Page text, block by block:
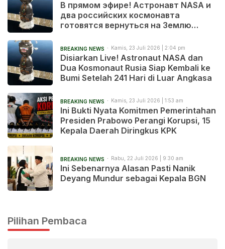
В прямом эфире! Астронавт NASA и
два российских космонавта
готовятся вернуться на Землю
BREAKING NEWS Kamis, 23 Juli 2026 | 2:04 pm
Disiarkan Live! Astronaut NASA dan
Dua Kosmonaut Rusia Siap Kembali ke
Bumi Setelah 241 Hari di Luar Angkasa
BREAKING NEWS Kamis, 23 Juli 2026 | 1:53 am
Ini Bukti Nyata Komitmen Pemerintahan
Presiden Prabowo Perangi Korupsi, 15
Kepala Daerah Diringkus KPK
BREAKING NEWS Rabu, 22 Juli 2026 | 9:30 am
Ini Sebenarnya Alasan Pasti Nanik
Deyang Mundur sebagai Kepala BGN
Pilihan Pembaca